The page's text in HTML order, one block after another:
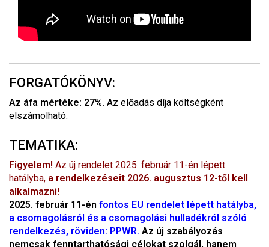
FORGATÓKÖNYV:
Az áfa mértéke: 27%. Az előadás díja költségként
elszámolható.
TEMATIKA:
Figyelem! Az új rendelet 2025. február 11-én lépett
hatályba, a rendelkezéseit 2026. augusztus 12-től kell
alkalmazni!
2025. február 11-én fontos EU rendelet lépett hatályba,
a csomagolásról és a csomagolási hulladékról szóló
rendelkezés, röviden: PPWR. Az új szabályozás
nemcsak fenntarthatósági célokat szolgál, hanem